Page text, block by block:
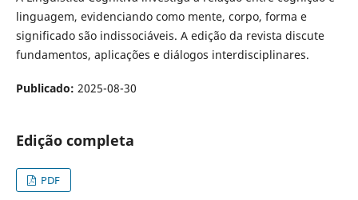
linguagem, evidenciando como mente, corpo, forma e
significado são indissociáveis. A edição da revista discute
fundamentos, aplicações e diálogos interdisciplinares.
Publicado: 2025-08-30
Edição completa
PDF